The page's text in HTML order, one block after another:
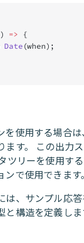
=> {
Date(when);
使用する場合
す。 この出力ス
ツリーを使用す
で使用できます。
は、サンプル応
と構造を定義し